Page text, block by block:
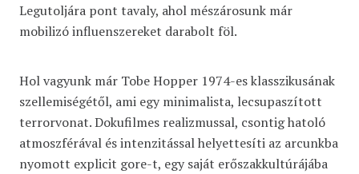
Legutoljára pont tavaly, ahol mészárosunk már
mobilizó influenszereket darabolt föl.
Hol vagyunk már Tobe Hopper 1974-es klasszikusának
szellemiségétől, ami egy minimalista, lecsupaszított
terrorvonat. Dokufilmes realizmussal, csontig hatoló
atmoszférával és intenzitással helyettesíti az arcunkba
nyomott explicit gore-t, egy saját erőszakkultúrájába